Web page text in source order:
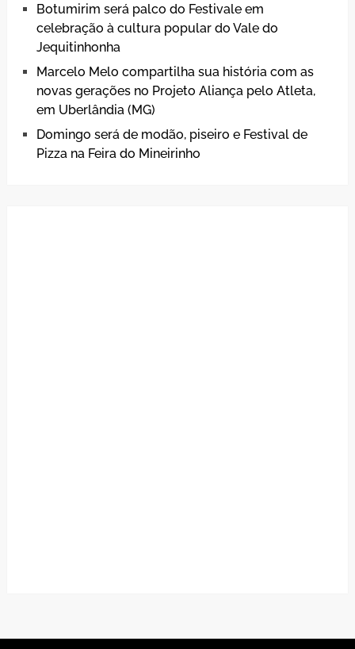
Botumirim será palco do Festivale em
celebração à cultura popular do Vale do
Jequitinhonha
Marcelo Melo compartilha sua história com as
novas gerações no Projeto Aliança pelo Atleta,
em Uberlândia (MG)
Domingo será de modão, piseiro e Festival de
Pizza na Feira do Mineirinho